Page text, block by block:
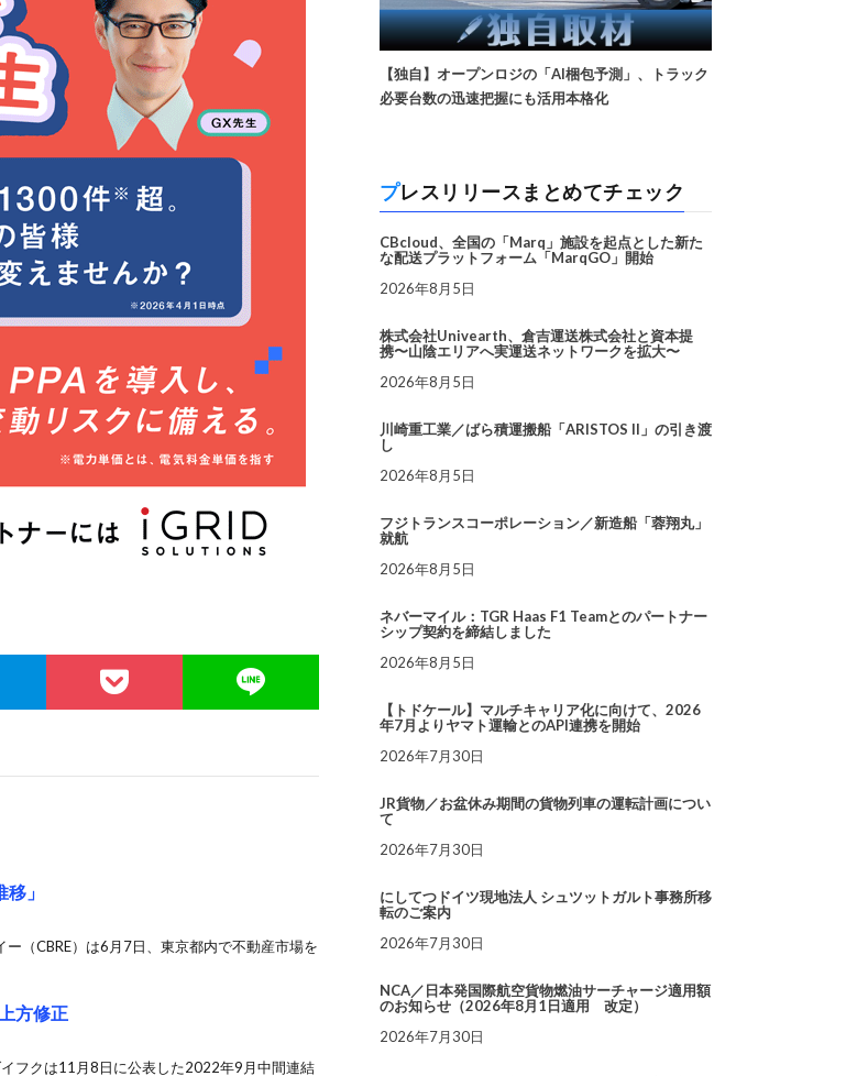
」
（CBRE）は6月7日、東京都内で不動産市場を
方修正
フクは11月8日に公表した2022年9月中間連結
【独自】オープンロジの「AI梱包予測」、トラック
必要台数の迅速把握にも活用本格化
プレスリリースまとめてチェック
CBcloud、全国の「Marq」施設を起点とした新た
な配送プラットフォーム「MarqGO」開始
2026年8月5日
株式会社Univearth、倉吉運送株式会社と資本提
携〜山陰エリアへ実運送ネットワークを拡大〜
2026年8月5日
川崎重工業／ばら積運搬船「ARISTOS II」の引き渡
し
2026年8月5日
フジトランスコーポレーション／新造船「蓉翔丸」
就航
2026年8月5日
ネバーマイル：TGR Haas F1 Teamとのパートナー
シップ契約を締結しました
2026年8月5日
【トドケール】マルチキャリア化に向けて、2026
年7月よりヤマト運輸とのAPI連携を開始
2026年7月30日
JR貨物／お盆休み期間の貨物列車の運転計画につい
て
2026年7月30日
にしてつドイツ現地法人 シュツットガルト事務所移
転のご案内
2026年7月30日
NCA／日本発国際航空貨物燃油サーチャージ適用額
のお知らせ（2026年8月1日適用 改定）
2026年7月30日